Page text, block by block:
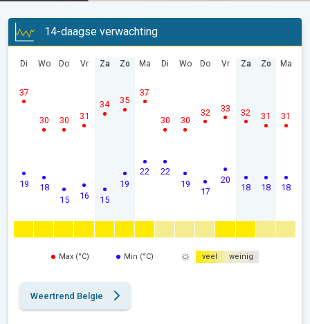
14-daagse verwachting
Di
19
37
Wo
18
30
Do
15
30
Vr
16
31
Za
15
34
Zo
19
35
Ma
22
37
Di
22
30
Wo
19
30
Do
17
32
Vr
20
33
Za
18
32
Zo
18
31
Ma
18
31
Max (°C) Min (°C) veel weinig
Weertrend Belgie